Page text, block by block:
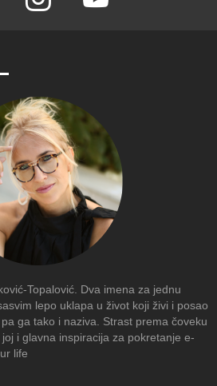
Topalović. Dva imena za jednu
lepo uklapa u život koji živi i posao
ga tako i naziva. Strast prema čoveku
i glavna inspiracija za pokretanje e-
life